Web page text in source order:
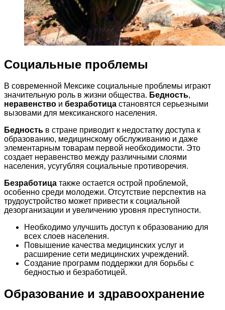
Социальные проблемы
В современной Мексике социальные проблемы играют
значительную роль в жизни общества. Бедность,
неравенство и безработица становятся серьезными
вызовами для мексиканского населения.
Бедность в стране приводит к недостатку доступа к
образованию, медицинскому обслуживанию и даже
элементарным товарам первой необходимости. Это
создает неравенство между различными слоями
населения, усугубляя социальные противоречия.
Безработица также остается острой проблемой,
особенно среди молодежи. Отсутствие перспектив на
трудоустройство может привести к социальной
дезорганизации и увеличению уровня преступности.
Необходимо улучшить доступ к образованию для
всех слоев населения.
Повышение качества медицинских услуг и
расширение сети медицинских учреждений.
Создание программ поддержки для борьбы с
бедностью и безработицей.
Образование и здравоохранение